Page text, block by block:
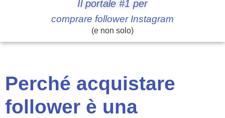
Il portale #1 per
comprare follower Instagram
(e non solo)
Perché acquistare
follower è una